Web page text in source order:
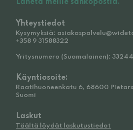
Lähetä meille sähköpostia.
Yhteystiedot
Kysymyksiä:
+358 9 31588322
Yritysnumero (Suomalainen):
Käyntiosoite:
Raatihuoneenkatu 6, 68600
Suomi
Laskut
Täältä löydät laskutustiedot